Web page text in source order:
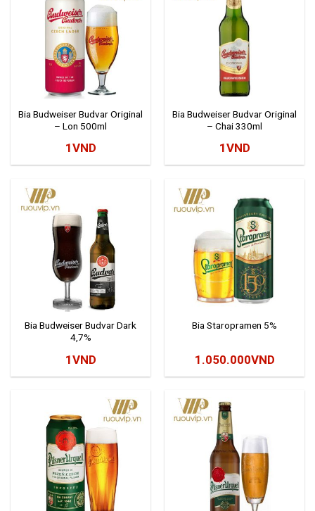
Bia Budweiser Budvar Original
– Lon 500ml
1VND
Bia Budweiser Budvar Original
– Chai 330ml
1VND
Bia Budweiser Budvar Dark
4,7%
1VND
Bia Staropramen 5%
1.050.000VND